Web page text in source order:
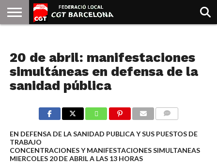
GOLDMAN
20 de abril: manifestaciones
simultáneas en defensa de la
sanidad pública
EN DEFENSA DE LA SANIDAD PUBLICA Y SUS PUESTOS DE
TRABAJO
CONCENTRACIONES Y MANIFESTACIONES SIMULTANEAS
MIERCOLES 20 DE ABRIL A LAS 13 HORAS